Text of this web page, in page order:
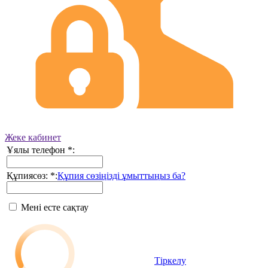
Жеке кабинет
Ұялы телефон *:
Құпиясөз: *:Құпия сөзіңізді ұмыттыңыз ба?
Мені есте сақтау
Тіркелу